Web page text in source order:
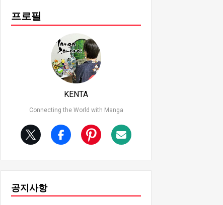
프로필
KENTA
Connecting the World with Manga
공지사항